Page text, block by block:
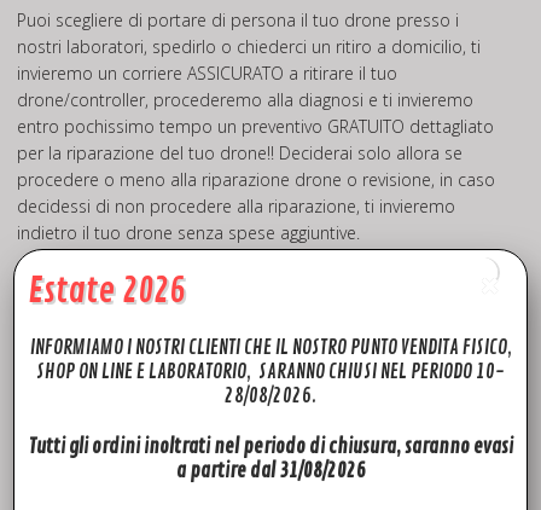
Puoi scegliere di portare di persona il tuo drone presso i
nostri laboratori, spedirlo o chiederci un ritiro a domicilio, ti
invieremo un corriere ASSICURATO a ritirare il tuo
drone/controller, procederemo alla diagnosi e ti invieremo
entro pochissimo tempo un preventivo GRATUITO dettagliato
per la riparazione del tuo drone!! Deciderai solo allora se
procedere o meno alla riparazione drone o revisione, in caso
decidessi di non procedere alla riparazione, ti invieremo
indietro il tuo drone senza spese aggiuntive.
Perchè scegliere il centro assistenza drone FTD?
Preventivi gratuiti
Tempi di diagnosi brevissimi
Tempi di lavorazione brevi
Utilizzo di ricambi Originali
Garanzia 1 anno
Estate 2026
INFORMIAMO I NOSTRI CLIENTI CHE IL NOSTRO PUNTO VENDITA FISICO,
SHOP ON LINE E LABORATORIO, SARANNO CHIUSI NEL PERIODO 10-
28/08/2026.
Tutti gli ordini inoltrati nel periodo di chiusura, saranno evasi
a partire dal 31/08/2026